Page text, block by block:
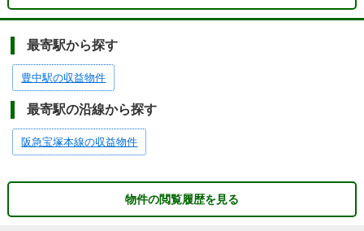
最寄駅から探す
豊中駅の収益物件
最寄駅の沿線から探す
阪急宝塚本線の収益物件
物件の閲覧履歴を見る